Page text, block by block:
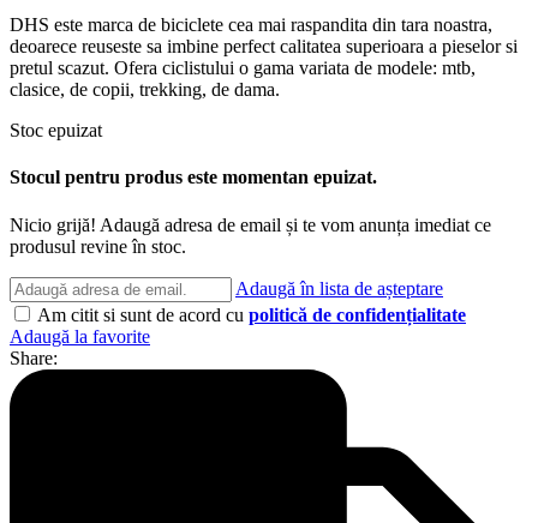
DHS este marca de biciclete cea mai raspandita din tara noastra,
deoarece reuseste sa imbine perfect calitatea superioara a pieselor si
pretul scazut. Ofera ciclistului o gama variata de modele: mtb,
clasice, de copii, trekking, de dama.
Stoc epuizat
Stocul pentru produs este momentan epuizat.
Nicio grijă! Adaugă adresa de email și te vom anunța imediat ce
produsul revine în stoc.
Adaugă în lista de așteptare
Am citit si sunt de acord cu politică de confidențialitate
Adaugă la favorite
Share: